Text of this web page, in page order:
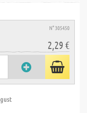
N° 305450
2,29 €